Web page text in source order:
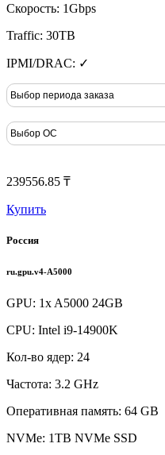
Скорость: 1Gbps
Traffic: 30TB
IPMI/DRAC: ✓
239556.85 ₸
Купить
Россия
ru.gpu.v4-A5000
GPU: 1x A5000 24GB
CPU: Intel i9-14900K
Кол-во ядер: 24
Частота: 3.2 GHz
Оперативная память: 64 GB
NVMe: 1TB NVMe SSD